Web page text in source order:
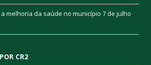
melhoria da saúde no município 7 de julho
CR2